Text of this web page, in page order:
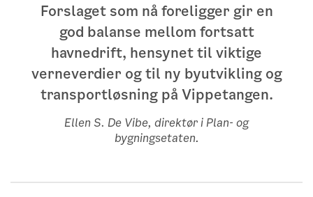
Forslaget som nå foreligger gir en
god balanse mellom fortsatt
havnedrift, hensynet til viktige
verneverdier og til ny byutvikling og
transportløsning på Vippetangen.
Ellen S. De Vibe, direktør i Plan- og
bygningsetaten.